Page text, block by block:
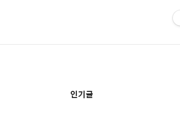
추
인기글